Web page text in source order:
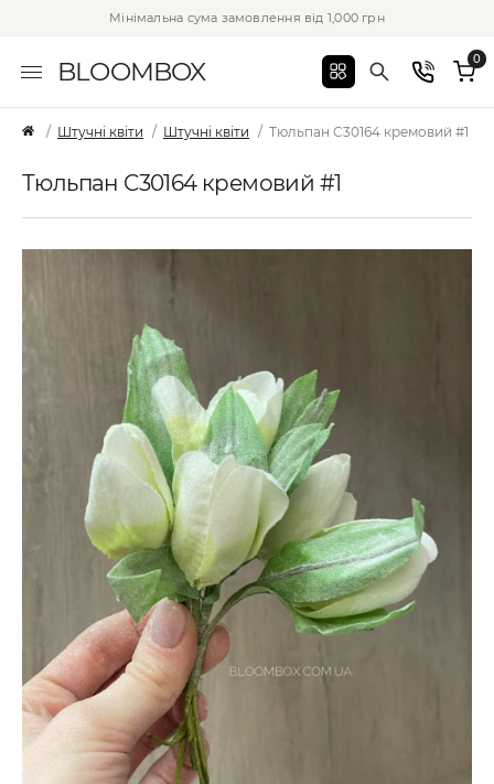
Мінімальна сума замовлення від 1,000 грн
BLOOMBOX 0
Штучні квіти Штучні квіти Тюльпан C30164 кремовий #1
Тюльпан C30164 кремовий #1